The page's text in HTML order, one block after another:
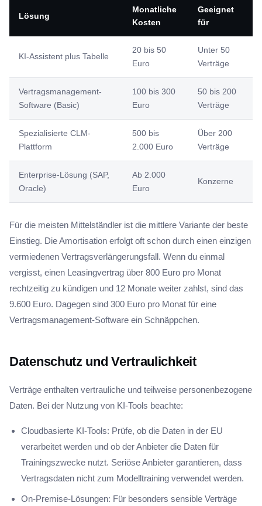
Lösung
Monatliche
Kosten
Geeignet
für
KI-Assistent plus Tabelle
20 bis 50
Euro
Unter 50
Verträge
Vertragsmanagement-
Software (Basic)
100 bis 300
Euro
50 bis 200
Verträge
Spezialisierte CLM-
Plattform
500 bis
2.000 Euro
Über 200
Verträge
Enterprise-Lösung (SAP,
Oracle)
Ab 2.000
Euro
Konzerne
Für die meisten Mittelständler ist die mittlere Variante der beste
Einstieg. Die Amortisation erfolgt oft schon durch einen einzigen
vermiedenen Vertragsverlängerungsfall. Wenn du einmal
vergisst, einen Leasingvertrag über 800 Euro pro Monat
rechtzeitig zu kündigen und 12 Monate weiter zahlst, sind das
9.600 Euro. Dagegen sind 300 Euro pro Monat für eine
Vertragsmanagement-Software ein Schnäppchen.
Datenschutz und Vertraulichkeit
Verträge enthalten vertrauliche und teilweise personenbezogene
Daten. Bei der Nutzung von KI-Tools beachte:
Cloudbasierte KI-Tools: Prüfe, ob die Daten in der EU
verarbeitet werden und ob der Anbieter die Daten für
Trainingszwecke nutzt. Seriöse Anbieter garantieren, dass
Vertragsdaten nicht zum Modelltraining verwendet werden.
On-Premise-Lösungen: Für besonders sensible Verträge